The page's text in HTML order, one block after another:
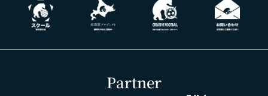
Partner